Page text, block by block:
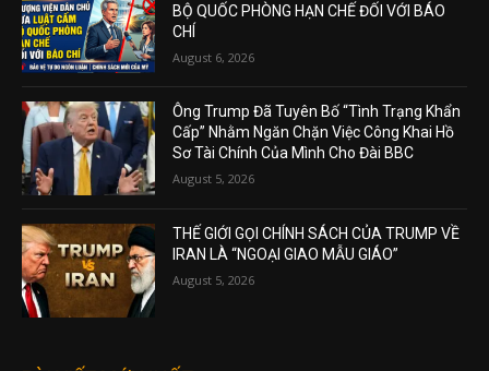
BỘ QUỐC PHÒNG HẠN CHẾ ĐỐI VỚI BÁO
CHÍ
August 6, 2026
Ông Trump Đã Tuyên Bố “Tình Trạng Khẩn
Cấp” Nhằm Ngăn Chặn Việc Công Khai Hồ
Sơ Tài Chính Của Mình Cho Đài BBC
August 5, 2026
THẾ GIỚI GỌI CHÍNH SÁCH CỦA TRUMP VỀ
IRAN LÀ “NGOẠI GIAO MẪU GIÁO”
August 5, 2026